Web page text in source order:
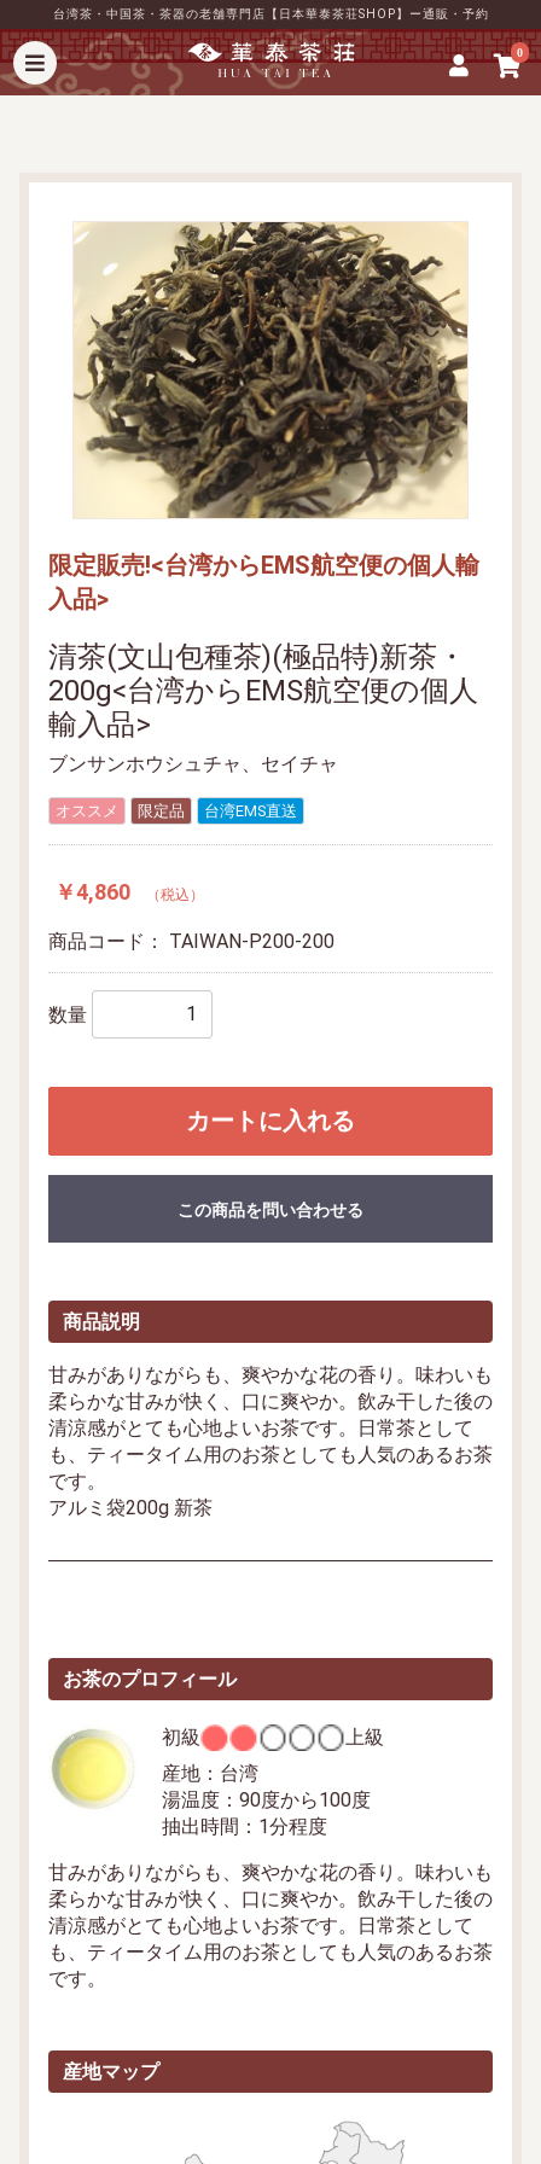
台湾茶・中国茶・茶器の老舗専門店【日本華泰茶荘SHOP】ー通販・予約
0
限定販売!<台湾からEMS航空便の個人輸
入品>
清茶(文山包種茶)(極品特)新茶・
200g<台湾からEMS航空便の個人
輸入品>
ブンサンホウシュチャ、セイチャ
オススメ 限定品 台湾EMS直送
￥4,860 （税込）
商品コード： TAIWAN-P200-200
数量
カートに入れる
この商品を問い合わせる
商品説明
甘みがありながらも、爽やかな花の香り。味わいも
柔らかな甘みが快く、口に爽やか。飲み干した後の
清涼感がとても心地よいお茶です。日常茶として
も、ティータイム用のお茶としても人気のあるお茶
です。
アルミ袋200g 新茶
お茶のプロフィール
初級
上級
産地： 台湾
湯温度： 90度から100度
抽出時間： 1分程度
甘みがありながらも、爽やかな花の香り。味わいも
柔らかな甘みが快く、口に爽やか。飲み干した後の
清涼感がとても心地よいお茶です。日常茶として
も、ティータイム用のお茶としても人気のあるお茶
です。
産地マップ